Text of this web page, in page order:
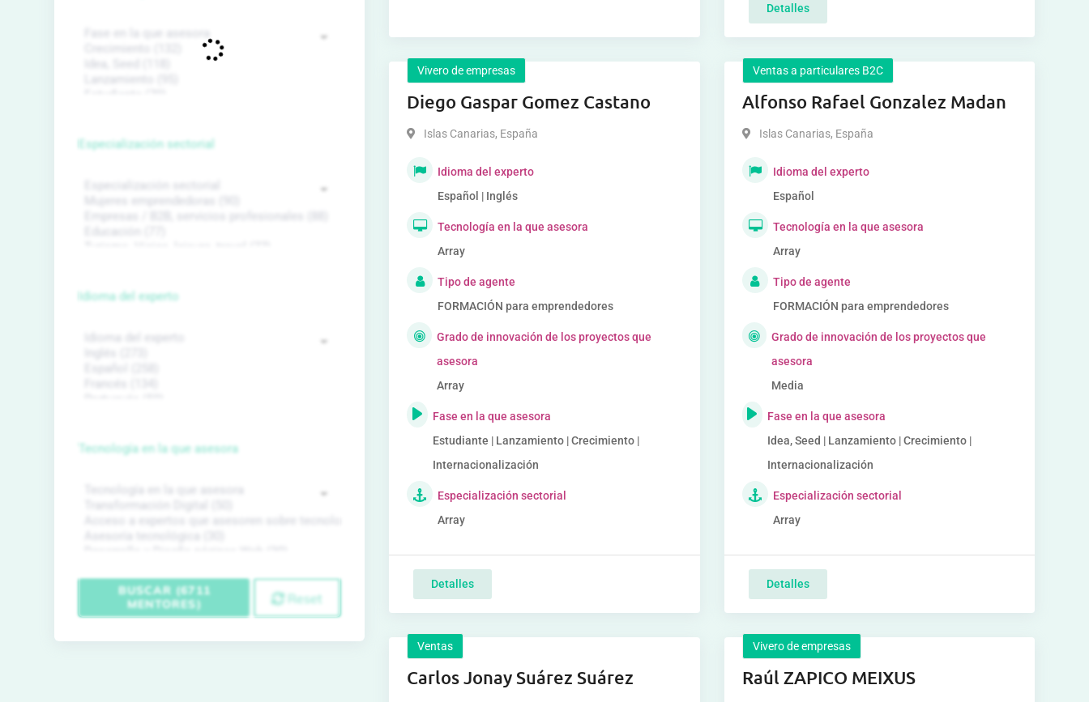
Detalles
Vivero de empresas
Diego Gaspar Gomez Castano
Islas Canarias, España
Idioma del experto
Español | Inglés
Tecnología en la que asesora
Array
Tipo de agente
FORMACIÓN para emprendedores
Grado de innovación de los proyectos que
asesora
Array
Fase en la que asesora
Estudiante | Lanzamiento | Crecimiento |
Internacionalización
Especialización sectorial
Array
Detalles
Ventas a particulares B2C
Alfonso Rafael Gonzalez Madan
Islas Canarias, España
Idioma del experto
Español
Tecnología en la que asesora
Array
Tipo de agente
FORMACIÓN para emprendedores
Grado de innovación de los proyectos que
asesora
Media
Fase en la que asesora
Idea, Seed | Lanzamiento | Crecimiento |
Internacionalización
Especialización sectorial
Array
Detalles
Ventas
Carlos Jonay Suárez Suárez
Vivero de empresas
Raúl ZAPICO MEIXUS
Especialización sectorial
Idioma del experto
Tecnología en la que asesora
BUSCAR (6711
MENTORES)
Reset